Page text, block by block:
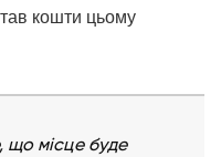
кошти цьому
що місце буде